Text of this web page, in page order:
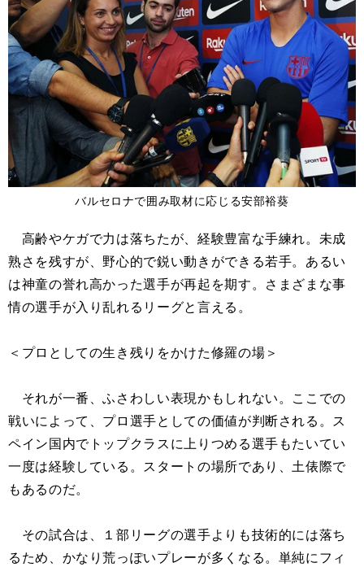
バルセロナで囲み取材に応じる安部裕葵
高齢やケガで力は落ちたが、経験豊富な手練れ。未成
熟さを残すが、野心的で鋭い動きができる若手。あるい
は神童の誉れ高かった選手が再起を期す。さまざまな事
情の選手が入り乱れるリーグと言える。
＜プロとしての生き残りをかけた修羅の場＞
それが一番、ふさわしい表現かもしれない。ここでの
戦いによって、プロ選手としての価値が判断される。ス
ペイン国内でトップクラスに上りつめる選手もたいてい
一度は経験している。スタートの場所であり、土俵際で
もあるのだ。
その試合は、１部リーグの選手よりも技術的には落ち
るため、かなり荒っぽいプレーが多くなる。単純にフィ